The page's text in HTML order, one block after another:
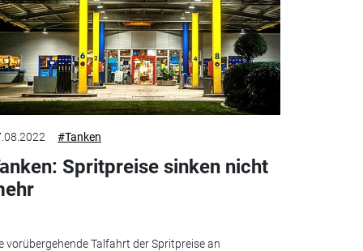
#Tanken
Spritpreise sinken nicht
vorübergehende Talfahrt der Spritpreise an